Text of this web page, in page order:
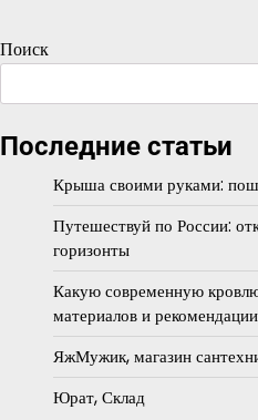
Поиск
Последние статьи
Крыша своими руками:
Путешествуй по России:
горизонты
Какую современную
материалов и рекомендации
ЯжМужик, магазин
Юрат, Склад